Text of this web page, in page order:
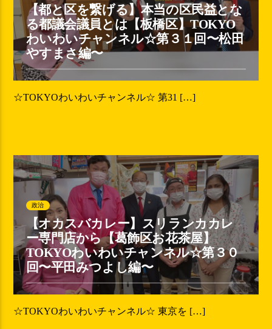
【都と区を繋げる】本当の区民益とな
る都議会議員とは【板橋区】TOKYO
わいわいチャンネル☆第３１回〜松田
やすまさ編〜
☆TOKYOわいわいチャンネル☆ 第31 […]
政治
【オカスバカレー】スリランカカレ
ー専門店から【葛飾区お花茶屋】
TOKYOわいわいチャンネル☆第３０
回〜平田みつよし編〜
☆TOKYOわいわいチャンネル☆ 東京を […]